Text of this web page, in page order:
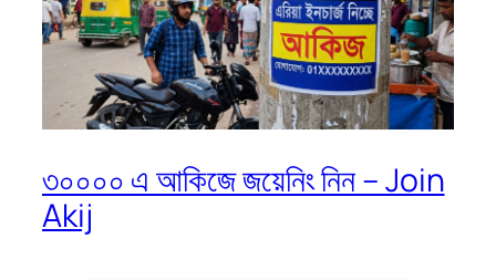
৩০০০০ এ আকিজে জয়েনিং নিন – Join
Akij